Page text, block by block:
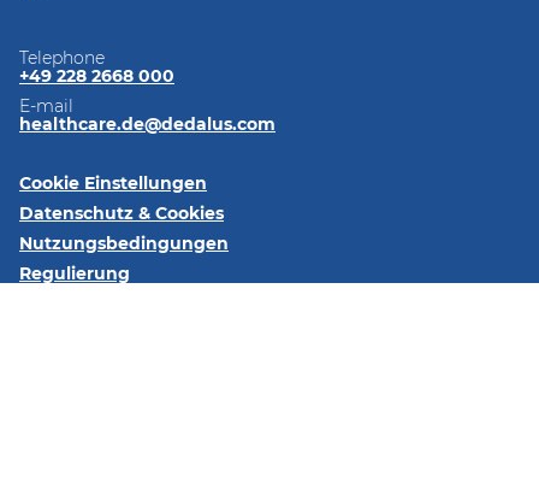
Telephone
+49 228 2668 000
E-mail
healthcare.de@dedalus.com
Cookie Einstellungen
Datenschutz & Cookies
Nutzungsbedingungen
Regulierung